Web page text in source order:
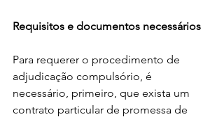
Requisitos e documentos necessários
Para requerer o procedimento de
adjudicação compulsório, é
necessário, primeiro, que exista um
contrato particular de promessa de